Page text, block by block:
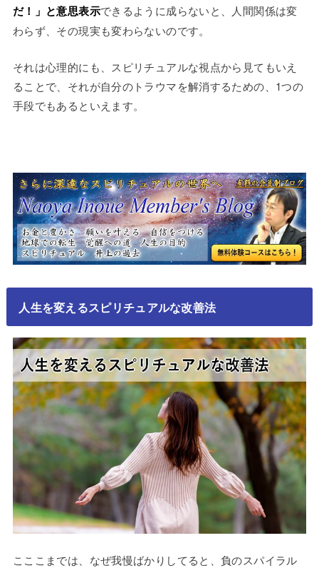
だ！」と意思表示できるように成らないと、人間関係は変
わらず、その現実も変わらないのです。
それは心理的にも、スピリチュアルな視点から見てもいえ
ることで、それが自分のトラウマを解消するための、1つの
手段でもあるといえます。
人生を変えるスピリチュアルな改善法
こここまでは、なぜ我慢ばかりしてると、負のスパイラル